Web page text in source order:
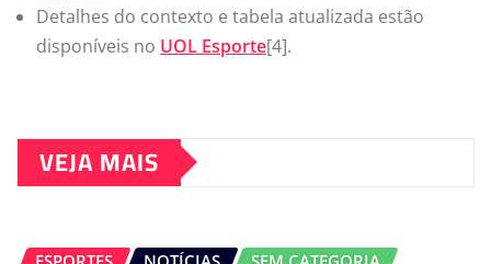
Detalhes do contexto e tabela atualizada estão
disponíveis no UOL Esporte[4].
VEJA MAIS